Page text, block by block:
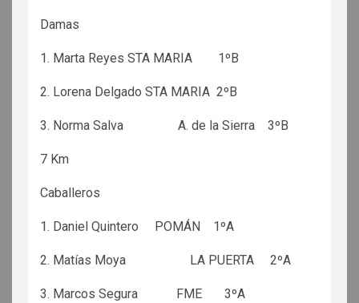
Damas
1. Marta Reyes STA MARIA 1ºB
2. Lorena Delgado STA MARIA 2ºB
3. Norma Salva A. de la Sierra 3ºB
7 Km
Caballeros
1. Daniel Quintero POMÁN 1ºA
2. Matías Moya LA PUERTA 2ºA
3. Marcos Segura FME 3ºA